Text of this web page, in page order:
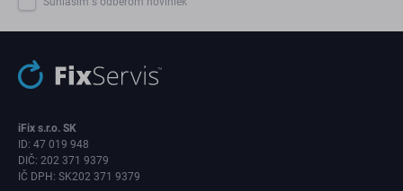
iFix s.r.o. SK
ID: 47 019 948
DIČ: 202 371 9379
IČ DPH: SK202 371 9379